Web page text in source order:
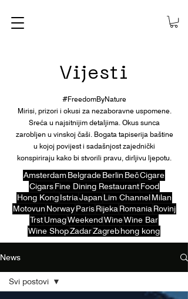
Vijesti
#FreedomByNature
Mirisi, prizori i okusi za nezaboravne uspomene.
Sreća u najsitnijim detaljima. Okus sunca
zarobljen u vinskoj čaši. Bogata tapiserija baštine
u kojoj povijest i sadašnjost zajednički
konspiriraju kako bi stvorili pravu, dirljivu ljepotu.
AmsterdamBelgradeBerlin BečCigare
Cigars Fine Dining Restaurant Food
Hong Kong IstriaJapan Lim Channel Milan
Motovun Norway Paris Rijeka Romania Rovinj
TrstUmagWeekendWineWine Bar
Wine ShopZadarZagrebhong kong
News
Svi postovi